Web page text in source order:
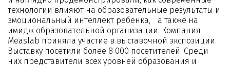
технологии влияют на образовательные результаты и
эмоциональный интеллект ребенка, а также на
имидж образовательной организации. Компания
Measlab приняла участие в выставочной экспозиции.
Выставку посетили более 8 000 посетителей. Среди
них представители всех уровней образования и